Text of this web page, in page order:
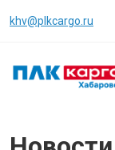
khv@plkcargo.ru